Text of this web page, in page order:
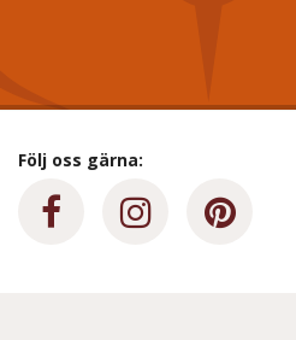
Följ oss gärna: